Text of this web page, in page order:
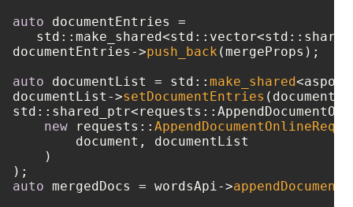
auto documentEntries =
documentEntries->push_back (mergeProps);
auto documentList = std:: make_shared
documentList->setDocumentEntries
new requests::
        document, documentList
    )
auto mergedDocs = wordsApi->